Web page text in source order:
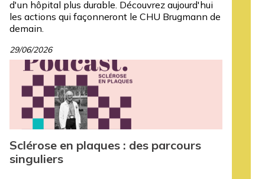
d'un hôpital plus durable. Découvrez aujourd'hui
les actions qui façonneront le CHU Brugmann de
demain.
29/06/2026
Sclérose en plaques : des parcours
singuliers